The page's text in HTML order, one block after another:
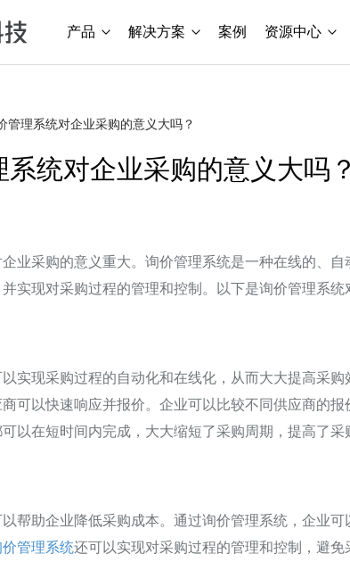
产品 解决方案 案例 资源中心
管理系统对企业采购的意义大吗？
统对企业采购的意义大吗？
业采购的意义重大。询价管理系统是一种在线的、
实现对采购过程的管理和控制。以下是询价管理系统
实现采购过程的自动化和在线化，从而大大提高采
可以快速响应并报价。企业可以比较不同供应商的
以在短时间内完成，大大缩短了采购周期，提高了采
帮助企业降低采购成本。通过询价管理系统，企业
管理系统还可以实现对采购过程的管理和控制，避